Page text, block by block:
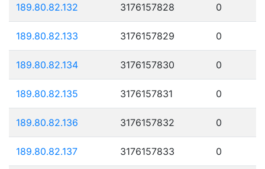
189.80.82.132 3176157828 0
189.80.82.133 3176157829 0
189.80.82.134 3176157830 0
189.80.82.135 3176157831 0
189.80.82.136 3176157832 0
189.80.82.137 3176157833 0